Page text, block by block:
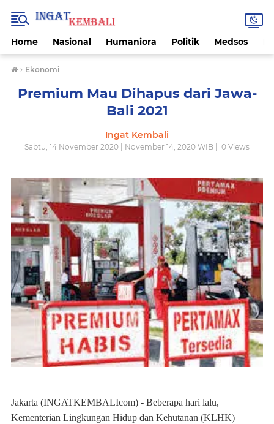
Home Nasional Humaniora Politik Medsos
› Ekonomi
Premium Mau Dihapus dari Jawa-
Bali 2021
Ingat Kembali
Sabtu, 14 November 2020 | November 14, 2020 WIB | 0 Views
Jakarta (INGATKEMBALIcom) - Beberapa hari lalu,
Kementerian Lingkungan Hidup dan Kehutanan (KLHK)